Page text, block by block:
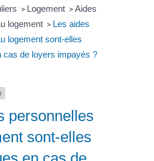
> Logement > Aides
logement > Les aides
logement sont-elles
cas de loyers impayés ?
personnelles
sont-elles